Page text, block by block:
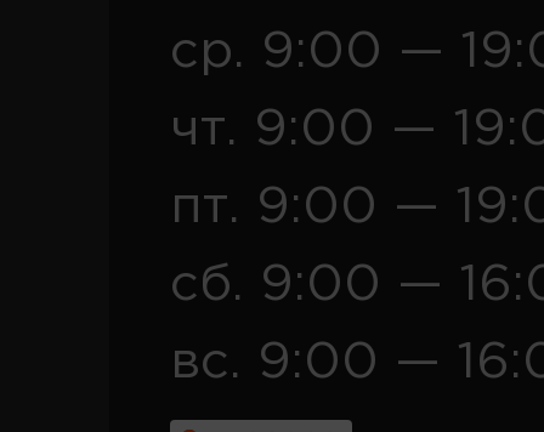
ср. 9:00 —
чт. 9:00 —
пт. 9:00 —
сб. 9:00 —
вс. 9:00 —